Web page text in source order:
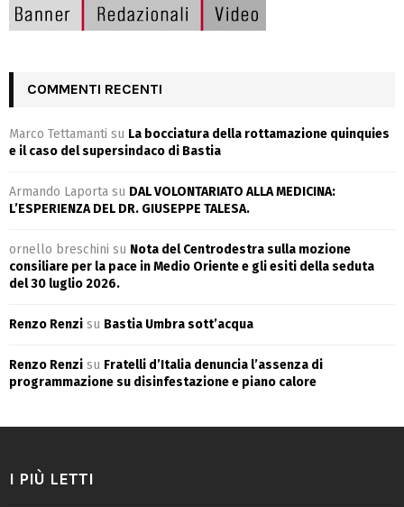
COMMENTI RECENTI
Marco Tettamanti su La bocciatura della rottamazione quinquies
e il caso del supersindaco di Bastia
Armando Laporta su DAL VOLONTARIATO ALLA MEDICINA:
L’ESPERIENZA DEL DR. GIUSEPPE TALESA.
ornello breschini su Nota del Centrodestra sulla mozione
consiliare per la pace in Medio Oriente e gli esiti della seduta
del 30 luglio 2026.
Renzo Renzi su Bastia Umbra sott’acqua
Renzo Renzi su Fratelli d’Italia denuncia l’assenza di
programmazione su disinfestazione e piano calore
I PIÙ LETTI